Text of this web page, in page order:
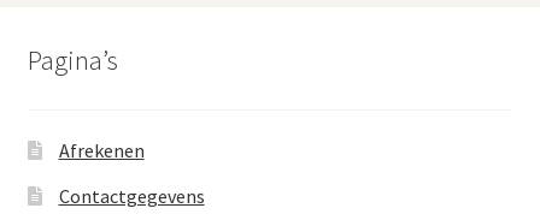
Pagina’s
Afrekenen
Contactgegevens